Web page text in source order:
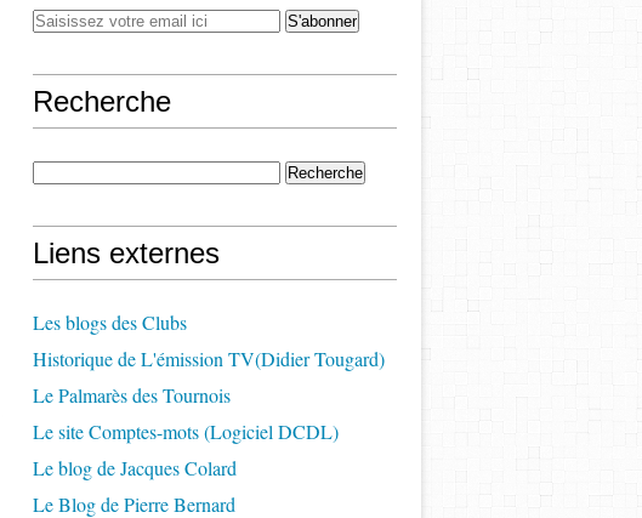
Recherche
Liens externes
Les blogs des Clubs
Historique de L'émission TV(Didier Tougard)
Le Palmarès des Tournois
Le site Comptes-mots (Logiciel DCDL)
Le blog de Jacques Colard
Le Blog de Pierre Bernard